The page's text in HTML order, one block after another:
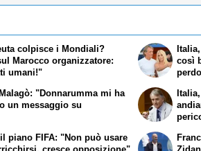
colpisce i Mondiali?
Marocco organizzatore:
umani!"
"Donnarumma mi ha
un messaggio su
così
piano FIFA: "Non può usare